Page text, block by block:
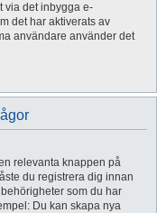
via det inbygga e-
det har aktiverats av
användare använder det
relevanta knappen på
du registrera dig innan
som du har
Du kan skapa nya